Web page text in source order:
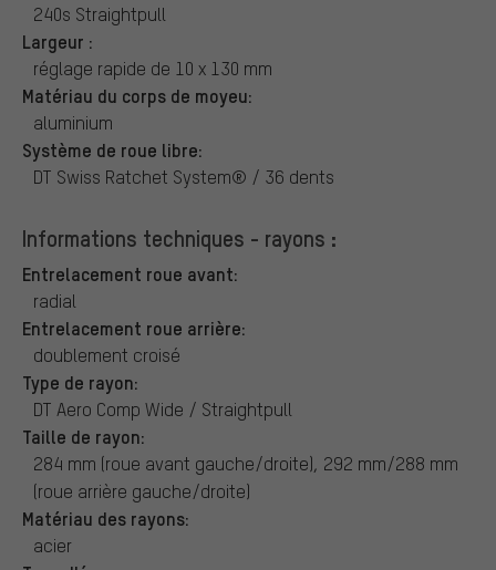
240s Straightpull
Largeur :
réglage rapide de 10 x 130 mm
Matériau du corps de moyeu:
aluminium
Système de roue libre:
DT Swiss Ratchet System® / 36 dents
Informations techniques - rayons :
Entrelacement roue avant:
radial
Entrelacement roue arrière:
doublement croisé
Type de rayon:
DT Aero Comp Wide / Straightpull
Taille de rayon:
284 mm (roue avant gauche/droite), 292 mm/288 mm
(roue arrière gauche/droite)
Matériau des rayons:
acier